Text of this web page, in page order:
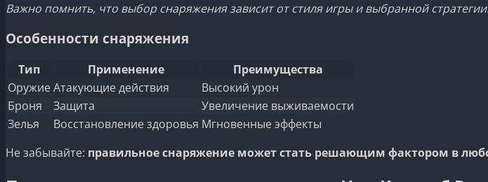
Важно помнить, что выбор снаряжения зависит от стиля игры и выбранной
Особенности снаряжения
Тип Применение
Преимущества
ОружиеАтакующие действия
Высокий урон
Броня
Защита
Увеличение выживаемости
Зелья
Восстановление здоровья Мгновенные эффекты
Не забывайте: правильное снаряжение может стать решающим фактором в